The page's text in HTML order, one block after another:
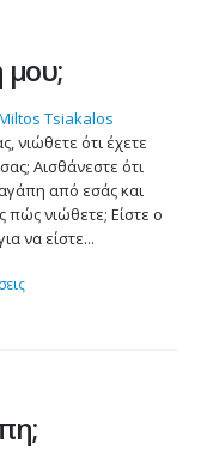
μου;
Tsiakalos
νιώθετε ότι έχετε
Αισθάνεστε ότι
από εσάς και
νιώθετε; Είστε ο
να είστε...